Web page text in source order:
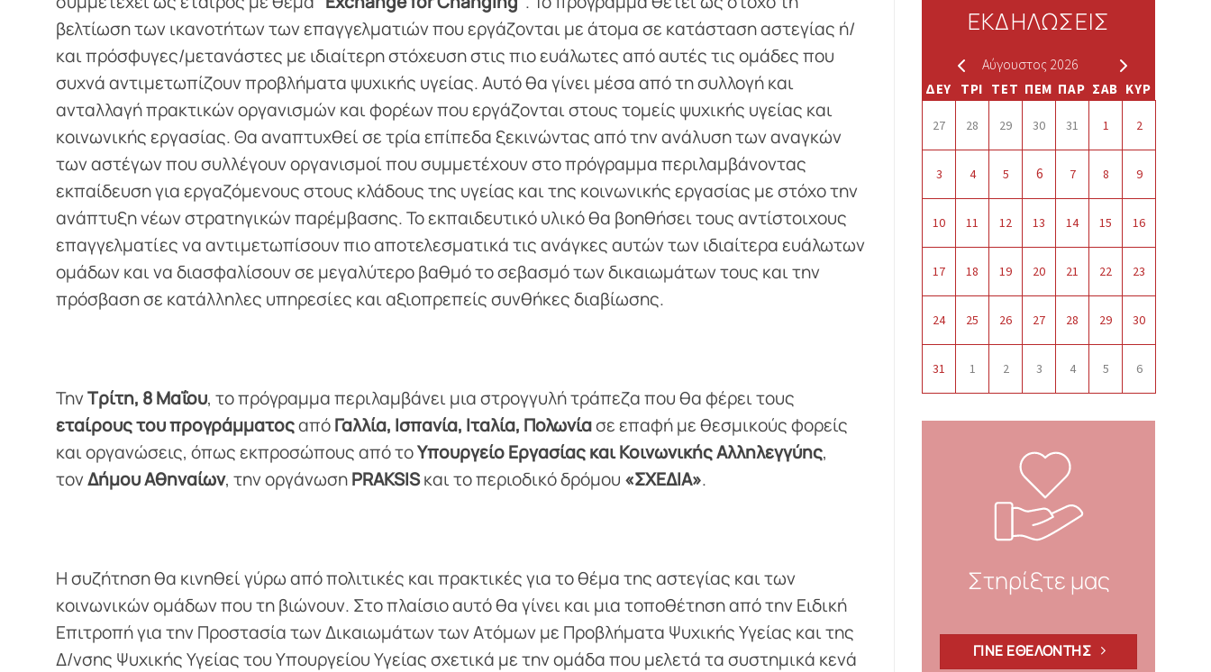
βελτίωση των ικανοτήτων των επαγγελματιών που εργάζονται με άτομα σε κατάσταση αστεγίας ή/
και πρόσφυγες/μετανάστες με ιδιαίτερη στόχευση στις πιο ευάλωτες από αυτές τις ομάδες που
συχνά αντιμετωπίζουν προβλήματα ψυχικής υγείας. Αυτό θα γίνει μέσα από τη συλλογή και
ανταλλαγή πρακτικών οργανισμών και φορέων που εργάζονται στους τομείς ψυχικής υγείας και
κοινωνικής εργασίας. Θα αναπτυχθεί σε τρία επίπεδα ξεκινώντας από την ανάλυση των αναγκών
των αστέγων που συλλέγουν οργανισμοί που συμμετέχουν στο πρόγραμμα περιλαμβάνοντας
εκπαίδευση για εργαζόμενους στους κλάδους της υγείας και της κοινωνικής εργασίας με στόχο την
ανάπτυξη νέων στρατηγικών παρέμβασης. Το εκπαιδευτικό υλικό θα βοηθήσει τους αντίστοιχους
επαγγελματίες να αντιμετωπίσουν πιο αποτελεσματικά τις ανάγκες αυτών των ιδιαίτερα ευάλωτων
ομάδων και να διασφαλίσουν σε μεγαλύτερο βαθμό το σεβασμό των δικαιωμάτων τους και την
πρόσβαση σε κατάλληλες υπηρεσίες και αξιοπρεπείς συνθήκες διαβίωσης.
ΤηνΤρίτη, 8 Μαΐου, το πρόγραμμα περιλαμβάνει μια στρογγυλή τράπεζα που θα φέρει τους
εταίρους του προγράμματοςαπόΓαλλία, Ισπανία, Ιταλία, Πολωνίασε επαφή με θεσμικούς φορείς
και οργανώσεις, όπως εκπροσώπους από τοΥπουργείο Εργασίας και Κοινωνικής Αλληλεγγύης,
τονΔήμου Αθηναίων, την οργάνωσηPRAKSISκαι το περιοδικό δρόμου «ΣΧΕΔΙΑ».
Η συζήτηση θα κινηθεί γύρω από πολιτικές και πρακτικές για το θέμα της αστεγίας και των
κοινωνικών ομάδων που τη βιώνουν. Στο πλαίσιο αυτό θα γίνει και μια τοποθέτηση από την Ειδική
Επιτροπή για την Προστασία των Δικαιωμάτων των Ατόμων με Προβλήματα Ψυχικής Υγείας και της
Δ/νσης Ψυχικής Υγείας του Υπουργείου Υγείας σχετικά με την ομάδα που μελετά τα συστημικά κενά
ΕΚΔΗΛΩΣΕΙΣ
Αύγουστος 2026
ΔΕΥ ΤΡΙ ΤΕΤ ΠΕΜ ΠΑΡ ΣΑΒ ΚΥΡ
27 28 29 30 31 1 2
3 4 5 6 7 8 9
10 11 12 13 14 15 16
17 18 19 20 21 22 23
24 25 26 27 28 29 30
31 1 2 3 4 5 6
Στηρίξτε μας
ΓΙΝΕ ΕΘΕΛΟΝΤΗΣ